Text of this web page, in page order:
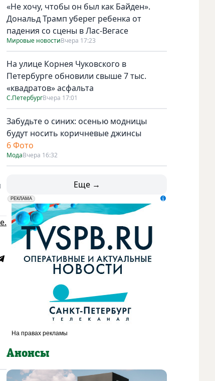
«Не хочу, чтобы он был как Байден».
Дональд Трамп уберег ребенка от
падения со сцены в Лас-Вегасе
Мировые новостиВчера 17:23
На улице Корнея Чуковского в
Петербурге обновили свыше 7 тыс.
«квадратов» асфальта
С.ПетербургВчера 17:01
Забудьте о синих: осенью модницы
будут носить коричневые джинсы
6 Фото
МодаВчера 16:32
Еще →
erid: LdtCK5udn
РЕКЛАМА
АО "ГАТР", ИНН: 7841320717
Анонсы